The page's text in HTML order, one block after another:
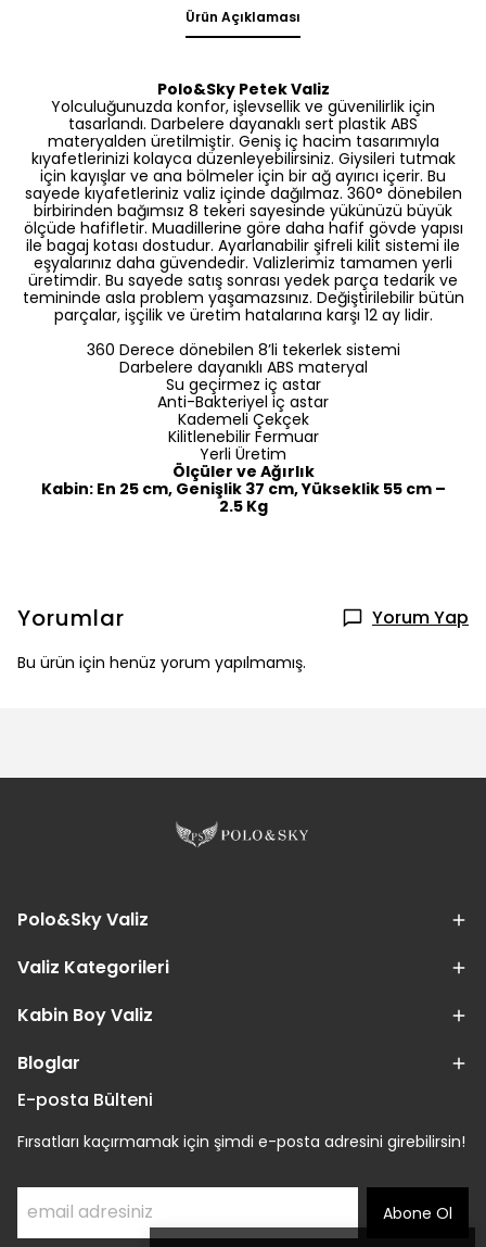
Ürün Açıklaması
Polo&Sky Petek Valiz
Yolculuğunuzda konfor, işlevsellik ve güvenilirlik için
tasarlandı. Darbelere dayanaklı sert plastik ABS
materyalden üretilmiştir. Geniş iç hacim tasarımıyla
kıyafetlerinizi kolayca düzenleyebilirsiniz. Giysileri tutmak
için kayışlar ve ana bölmeler için bir ağ ayırıcı içerir. Bu
sayede kıyafetleriniz valiz içinde dağılmaz. 360° dönebilen
birbirinden bağımsız 8 tekeri sayesinde yükünüzü büyük
ölçüde hafifletir. Muadillerine göre daha hafif gövde yapısı
ile bagaj kotası dostudur. Ayarlanabilir şifreli kilit sistemi ile
eşyalarınız daha güvendedir. Valizlerimiz tamamen yerli
üretimdir. Bu sayede satış sonrası yedek parça tedarik ve
temininde asla problem yaşamazsınız. Değiştirilebilir bütün
parçalar, işçilik ve üretim hatalarına karşı 12 ay lidir.
360 Derece dönebilen 8’li tekerlek sistemi
Darbelere dayanıklı ABS materyal
Su geçirmez iç astar
Anti-Bakteriyel iç astar
Kademeli Çekçek
Kilitlenebilir Fermuar
Yerli Üretim
Ölçüler ve Ağırlık
Kabin: En 25 cm, Genişlik 37 cm, Yükseklik 55 cm –
2.5 Kg
Yorumlar Yorum Yap
Bu ürün için henüz yorum yapılmamış.
Polo&Sky Valiz
Valiz Kategorileri
Kabin Boy Valiz
Bloglar
E-posta Bülteni
Fırsatları kaçırmamak için şimdi e-posta adresini girebilirsin!
Abone Ol